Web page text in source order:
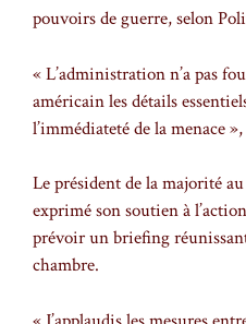
pouvoirs de guerre, selon
« L’administration n’a pas
américain les détails
l’immédiateté de la menace
Le président de la majorité
exprimé son soutien à
prévoir un briefing
chambre.